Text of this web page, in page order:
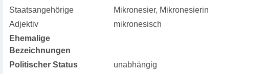
Staatsangehörige
Mikronesier, Mikronesierin
Adjektiv
mikronesisch
Ehemalige
Bezeichnungen
Politischer Status
unabhängig